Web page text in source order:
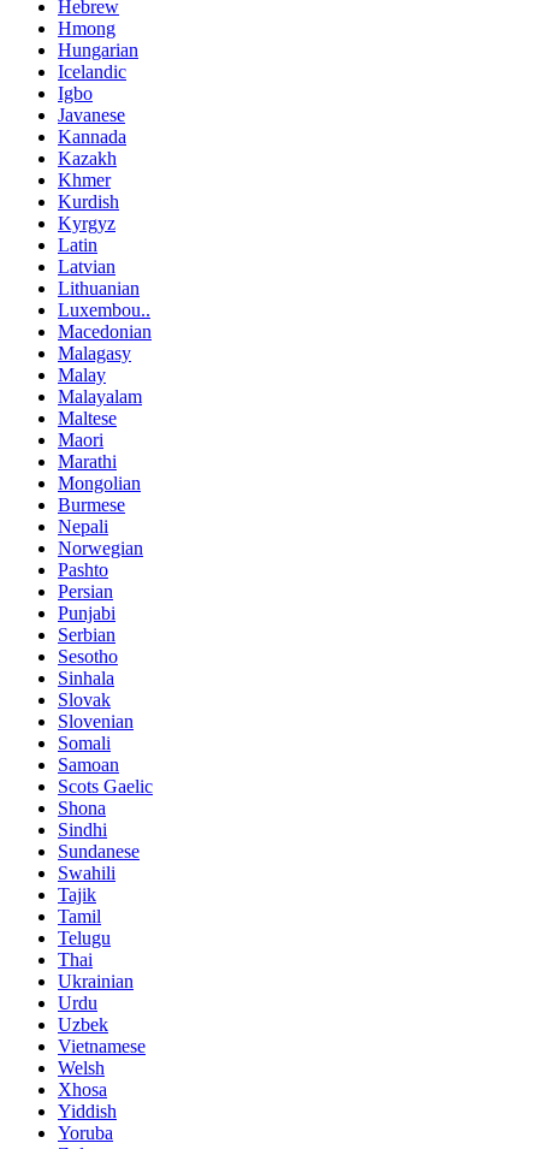
Hebrew
Hmong
Hungarian
Icelandic
Igbo
Javanese
Kannada
Kazakh
Khmer
Kurdish
Kyrgyz
Latin
Latvian
Lithuanian
Luxembou..
Macedonian
Malagasy
Malay
Malayalam
Maltese
Maori
Marathi
Mongolian
Burmese
Nepali
Norwegian
Pashto
Persian
Punjabi
Serbian
Sesotho
Sinhala
Slovak
Slovenian
Somali
Samoan
Scots Gaelic
Shona
Sindhi
Sundanese
Swahili
Tajik
Tamil
Telugu
Thai
Ukrainian
Urdu
Uzbek
Vietnamese
Welsh
Xhosa
Yiddish
Yoruba